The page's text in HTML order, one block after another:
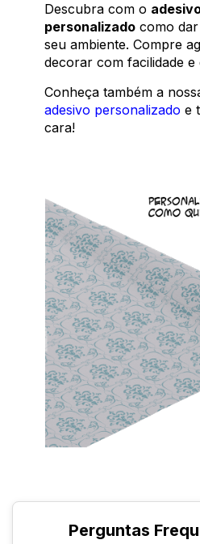
Descubra com o
personalizado como
seu ambiente. Compre
decorar com facilidade e
Conheça também a
adesivo personalizado e
cara!
Perguntas